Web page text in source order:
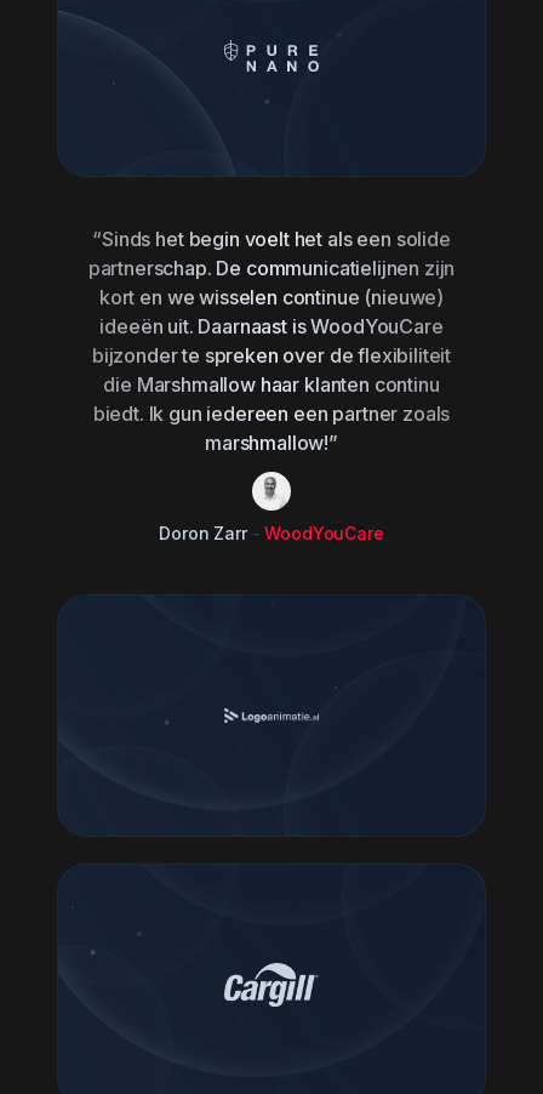
“Sinds het begin voelt het als een solide
partnerschap. De communicatielijnen zijn
kort en we wisselen continue (nieuwe)
ideeën uit. Daarnaast is WoodYouCare
bijzonder te spreken over de flexibiliteit
die Marshmallow haar klanten continu
biedt. Ik gun iedereen een partner zoals
marshmallow!”
Doron Zarr - WoodYouCare